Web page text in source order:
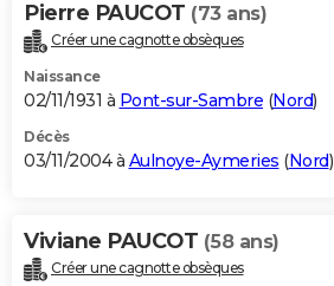
Pierre PAUCOT (73 ans)
Créer une cagnotte obsèques
Naissance
02/11/1931 à Pont-sur-Sambre (Nord)
Décès
03/11/2004 à Aulnoye-Aymeries (Nord)
Viviane PAUCOT (58 ans)
Créer une cagnotte obsèques